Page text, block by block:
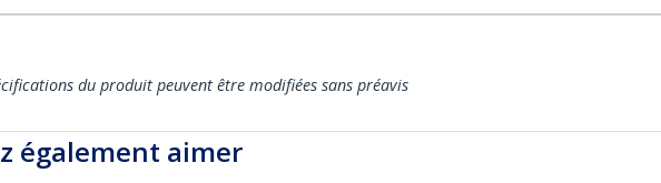
du produit peuvent être modifiées sans préavis
également aimer